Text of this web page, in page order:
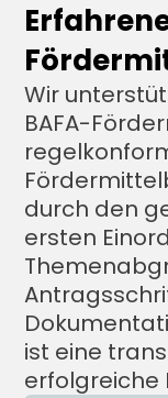
Wir
BAFA-
durch den
ersten
ist eine
erfolgreiche